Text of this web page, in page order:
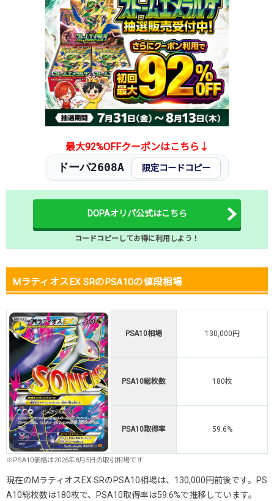
2026.1.5 60,000円 74,800円
115,000円
2025.12.25
60,000円 74,800円
115,000円
2025.12.15
60,000円 74,800円
2025.12.5
60,000円 74,800円
115,000円
2025.11.25
60,000円 74,800円
115,000円
2025.11.15
60,000円 74,800円
115,000円
2025.11.5
60,000円 74,800円
115,000円
2025.10.25
60,000円 74,800円
115,000円
発売日初動
200円 -円
最大92%OFFクーポンはこちら↓
ドーパ2608A 限定コードコピー
DOPAオリパ公式はこちら
コードコピーしてお得に利用しよう！
MラティオスEX SRのPSA10の値段相場
PSA10相場 130,000円
PSA10総枚数 180枚
PSA10取得率 59.6%
※PSA10価格は2026年8月5日の取引相場です
現在のMラティオスEX SRのPSA10相場は、130,000円前後です。PS
A10総枚数は180枚で、PSA10取得率は59.6%で推移しています。